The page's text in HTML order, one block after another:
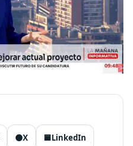
⚫X 🟦LinkedIn